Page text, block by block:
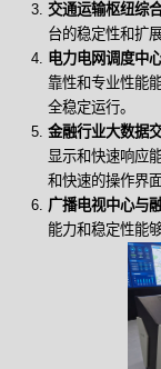
交通运输枢纽综
台的稳定性和扩
电力电网调度中
靠性和专业性能
全稳定运行。
金融行业大数据
显示和快速响应
和快速的操作界面
广播电视中心与
能力和稳定性能